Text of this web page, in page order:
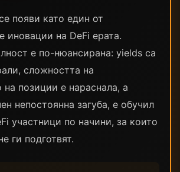
появи като един от
иновации на DeFi ерата.
е по-нюансирана: yields са
сложността на
на позиции е нараснала, а
непостоянна загуба, е обучил
участници по начини, за които
ги подготвят.